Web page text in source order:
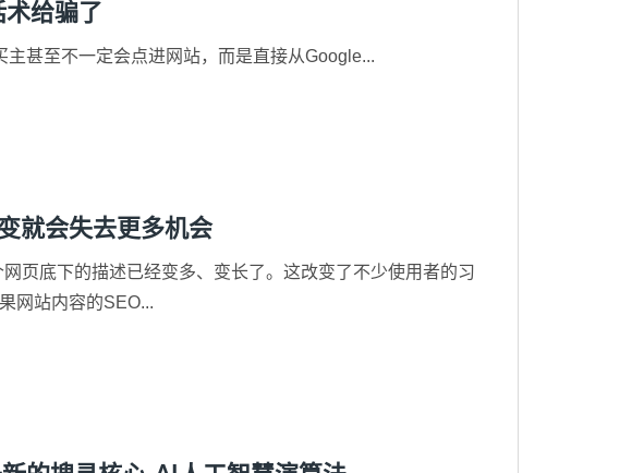
给骗了
甚至不一定会点进网站，而是直接从Google...
就会失去更多机会
页底下的描述已经变多、变长了。这改变了不少使用者的习
网站内容的SEO...